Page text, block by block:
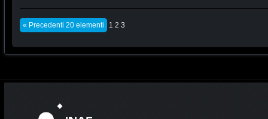
« Precedenti 20 elementi 1 2 3